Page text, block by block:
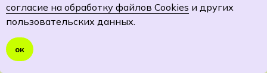
согласие на обработку файлов Cookies и других
пользовательских данных.
ок